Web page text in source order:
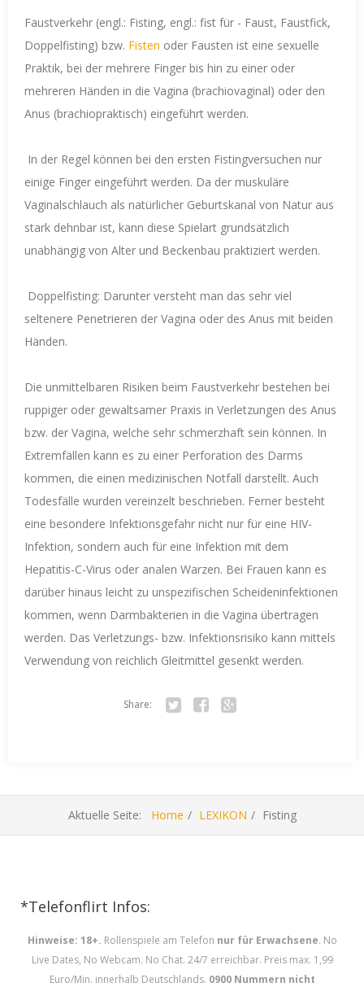
Faustverkehr (engl.: Fisting, engl.: fist für - Faust, Faustfick,
Doppelfisting) bzw. Fisten oder Fausten ist eine sexuelle
Praktik, bei der mehrere Finger bis hin zu einer oder
mehreren Händen in die Vagina (brachiovaginal) oder den
Anus (brachiopraktisch) eingeführt werden.
In der Regel können bei den ersten Fistingversuchen nur
einige Finger eingeführt werden. Da der muskuläre
Vaginalschlauch als natürlicher Geburtskanal von Natur aus
stark dehnbar ist, kann diese Spielart grundsätzlich
unabhängig von Alter und Beckenbau praktiziert werden.
Doppelfisting: Darunter versteht man das sehr viel
seltenere Penetrieren der Vagina oder des Anus mit beiden
Händen.
Die unmittelbaren Risiken beim Faustverkehr bestehen bei
ruppiger oder gewaltsamer Praxis in Verletzungen des Anus
bzw. der Vagina, welche sehr schmerzhaft sein können. In
Extremfällen kann es zu einer Perforation des Darms
kommen, die einen medizinischen Notfall darstellt. Auch
Todesfälle wurden vereinzelt beschrieben. Ferner besteht
eine besondere Infektionsgefahr nicht nur für eine HIV-
Infektion, sondern auch für eine Infektion mit dem
Hepatitis-C-Virus oder analen Warzen. Bei Frauen kann es
darüber hinaus leicht zu unspezifischen Scheideninfektionen
kommen, wenn Darmbakterien in die Vagina übertragen
werden. Das Verletzungs- bzw. Infektionsrisiko kann mittels
Verwendung von reichlich Gleitmittel gesenkt werden.
Share:
Aktuelle Seite: Home LEXIKON Fisting
*Telefonflirt Infos:
Hinweise: 18+. Rollenspiele am Telefon nur für Erwachsene. No
Live Dates, No Webcam. No Chat. 24/7 erreichbar. Preis max. 1,99
Euro/Min. innerhalb Deutschlands. 0900 Nummern nicht